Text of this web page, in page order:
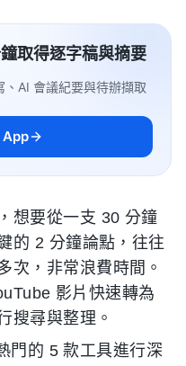
取得逐字稿與摘要
AI 會議紀要與待辦擷取
想要從一支 30 分鐘
的 2 分鐘論點，往往
次，非常浪費時間。
影片快速轉為
搜尋與整理。
門的 5 款工具進行深